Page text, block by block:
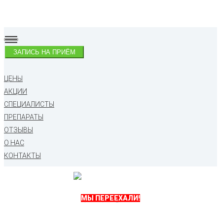
ЗАПИСЬ НА ПРИЁМ
ЦЕНЫ
АКЦИИ
СПЕЦИАЛИСТЫ
ПРЕПАРАТЫ
ОТЗЫВЫ
О НАС
КОНТАКТЫ
МЫ ПЕРЕЕХАЛИ!